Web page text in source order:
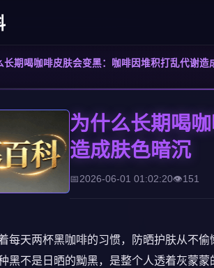
长期喝咖啡皮肤会变黑：咖啡因堆积打乱代谢造
为什么长期喝
造成肤色暗沉
2026-06-01 01:02:20 151
每天两杯黑咖啡的习惯，防晒护肤从不
黑不是日晒的黝黑，是整个人透着灰蒙蒙